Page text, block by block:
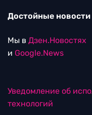
Достойные новости
Мы в Дзен.Новостях
и Google.News
Уведомление об
технологий